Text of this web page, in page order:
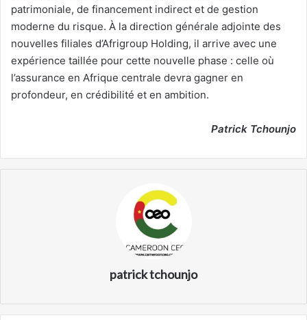
patrimoniale, de financement indirect et de gestion
moderne du risque. À la direction générale adjointe des
nouvelles filiales d’Afrigroup Holding, il arrive avec une
expérience taillée pour cette nouvelle phase : celle où
l’assurance en Afrique centrale devra gagner en
profondeur, en crédibilité et en ambition.
Patrick Tchounjo
patrick tchounjo